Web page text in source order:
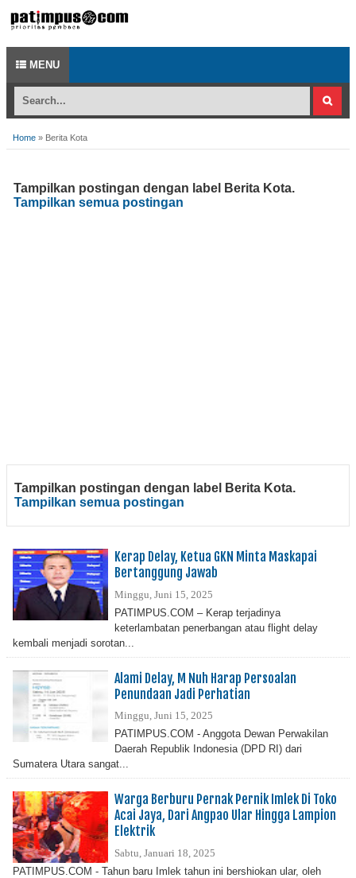
MENU
Home » Berita Kota
Tampilkan postingan dengan label Berita Kota.
Tampilkan semua postingan
Tampilkan postingan dengan label Berita Kota.
Tampilkan semua postingan
Kerap Delay, Ketua GKN Minta Maskapai
Bertanggung Jawab
Minggu, Juni 15, 2025
PATIMPUS.COM – Kerap terjadinya
keterlambatan penerbangan atau flight delay
kembali menjadi sorotan...
Alami Delay, M Nuh Harap Persoalan
Penundaan Jadi Perhatian
Minggu, Juni 15, 2025
PATIMPUS.COM - Anggota Dewan Perwakilan
Daerah Republik Indonesia (DPD RI) dari
Sumatera Utara sangat...
Warga Berburu Pernak Pernik Imlek Di Toko
Acai Jaya, Dari Angpao Ular Hingga Lampion
Elektrik
Sabtu, Januari 18, 2025
PATIMPUS.COM - Tahun baru Imlek tahun ini bershiokan ular, oleh